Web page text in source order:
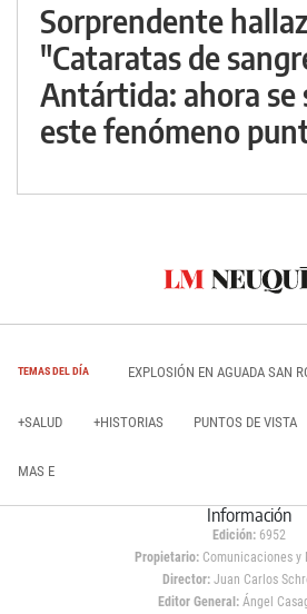
Sorprendente
"Cataratas de
Antártida: ahora se
este fenómeno
TEMAS DEL DÍA EXPLOSIÓN EN AGUADA SAN
+SALUD +HISTORIAS PUNTOS DE VISTA
MAS E
Información
Edición: 6952
Propietario:Comunicaciones y
Director: Juan Carlos
Editor General:Ángel